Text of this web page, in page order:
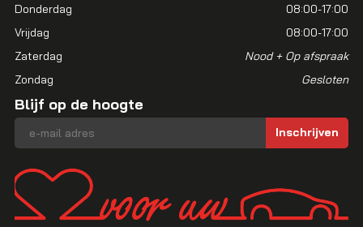
Donderdag
08:00-17:00
Vrijdag
08:00-17:00
Zaterdag
Nood + Op afspraak
Zondag
Gesloten
Blijf op de hoogte
E-mailadres